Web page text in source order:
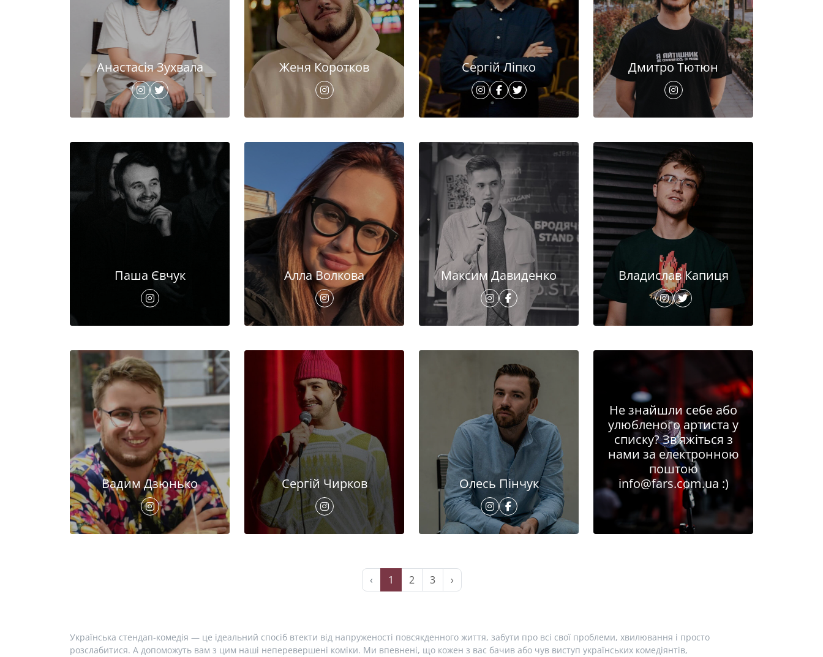
Анастасія Зухвала Женя Коротков Сергій Ліпко Дмитро Тютюн
Паша Євчук Алла Волкова Максим Давиденко Владислав Капиця
Вадим Дзюнько Сергій Чирков Олесь Пінчук
Не знайшли себе або
улюбленого артиста у
списку? Зв'яжіться з
нами за електронною
поштою
info@fars.com.ua :)
‹ 1 2 3 ›
Українська стендап-комедія — це ідеальний спосіб втекти від напруженості повсякденного життя, забути про всі свої проблеми, хвилювання і просто
розслабитися. А допоможуть вам з цим наші неперевершені коміки. Ми впевнені, що кожен з вас бачив або чув виступ українських комедіянтів,